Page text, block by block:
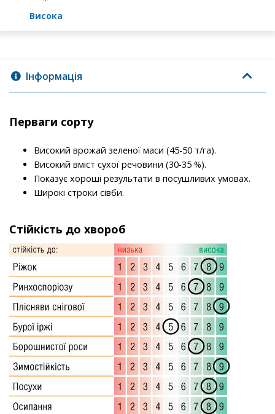
високa
Інформація
Перваги сорту
Високий врожай зеленої маси (45-50 т/га).
Високий вміст сухої речовини (30-35 %).
Показує хороші результати в посушливих умовах.
Широкі строки сівби.
Стійкість до хвороб